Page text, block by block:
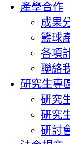
產學合作
成果
籃球
各項
聯絡
研究生專
研究
研究
研討